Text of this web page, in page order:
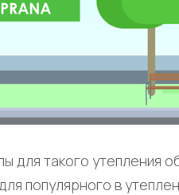
для такого утепления
популярного в